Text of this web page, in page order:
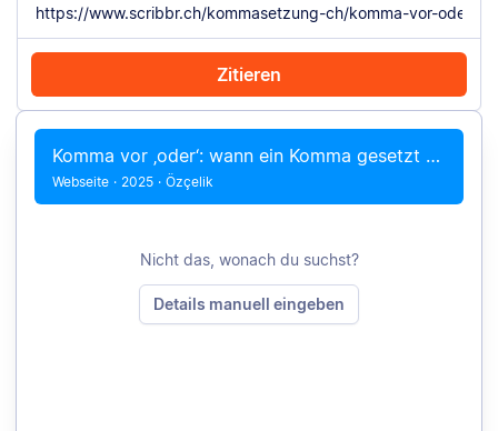
Zitieren
Mit Chrome zitieren Manuell zitieren
Komma vor ‚oder‘: wann ein Komma gesetzt wird
Webseite · 2025 · Özçelik
Nicht das, wonach du suchst?
Details manuell eingeben